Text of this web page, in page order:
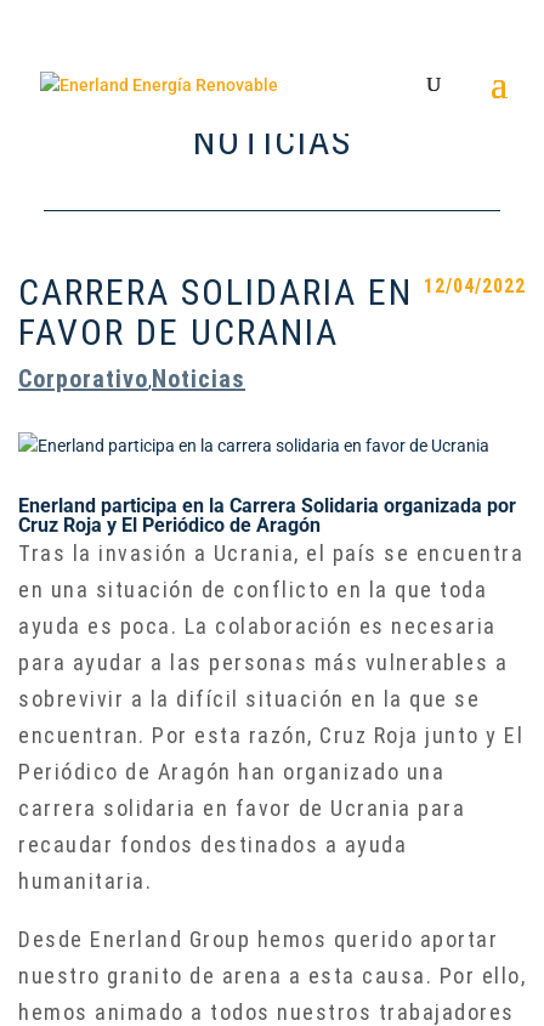
NOTICIAS
CARRERA SOLIDARIA EN
FAVOR DE UCRANIA
Corporativo,Noticias
12/04/2022
Enerland participa en la Carrera Solidaria organizada por
Cruz Roja y El Periódico de Aragón
Tras la invasión a Ucrania, el país se encuentra
en una situación de conflicto en la que toda
ayuda es poca. La colaboración es necesaria
para ayudar a las personas más vulnerables a
sobrevivir a la difícil situación en la que se
encuentran. Por esta razón, Cruz Roja junto y El
Periódico de Aragón han organizado una
carrera solidaria en favor de Ucrania para
recaudar fondos destinados a ayuda
humanitaria.
Desde Enerland Group hemos querido aportar
nuestro granito de arena a esta causa. Por ello,
hemos animado a todos nuestros trabajadores